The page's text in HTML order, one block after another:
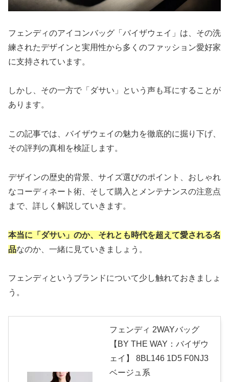
フェンディのアイコンバッグ「バイザウェイ」は、その洗
練されたデザインと実用性から多くのファッション愛好家
に支持されています。
しかし、その一方で「ダサい」という声も耳にすることが
あります。
この記事では、バイザウェイの魅力を徹底的に掘り下げ、
その評判の真相を検証します。
デザインの歴史的背景、サイズ選びのポイント、おしゃれ
なコーディネート術、そして購入とメンテナンスの注意点
まで、詳しく解説していきます。
本当に「ダサい」のか、それとも時代を超えて愛される名
品なのか、一緒に見ていきましょう。
フェンディというブランドについて少し触れておきましょ
う。
フェンディ 2WAYバッグ
【BY THE WAY：バイザウ
ェイ】 8BL146 1D5 F0NJ3
ベージュ系